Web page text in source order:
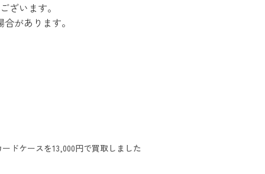
ざいます。
があります。
ドケースを13,000円で買取しました